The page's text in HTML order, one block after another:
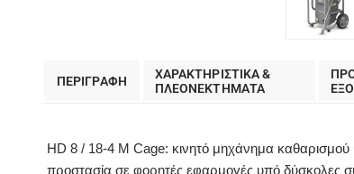
ΠΕΡΙΓΡΑΦΗ
ΧΑΡΑΚΤΗΡΙΣΤΙΚΑ &
ΠΛΕΟΝΕΚΤΗΜΑΤΑ
HD 8 / 18-4 Μ Cage: κινητό μηχάνημα καθαρισμού
προστασία σε φορητές εφαρμογές υπό δύσκολες